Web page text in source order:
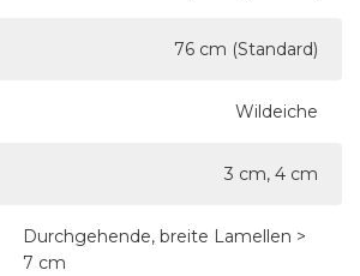
76 cm (Standard)
Wildeiche
3 cm, 4 cm
Durchgehende, breite Lamellen >
7 cm